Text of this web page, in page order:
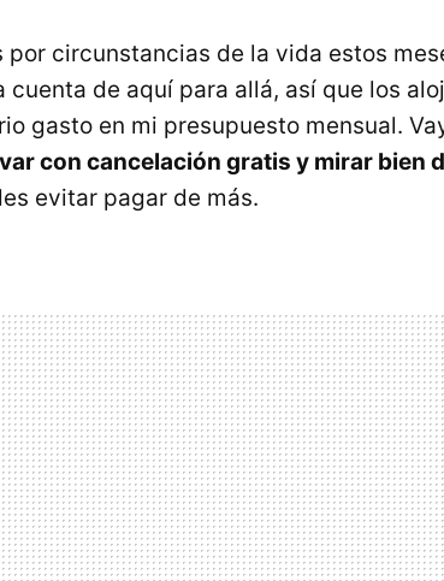
circunstancias de la vida estos
de aquí para allá, así que los
gasto en mi presupuesto mensual.
con cancelación gratis y mirar bien
evitar pagar de más.